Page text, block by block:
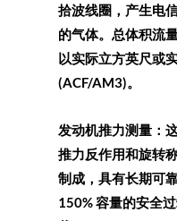
拾波线圈，产生电
的气体。总体积流
以实际立方英尺或
(ACF/AM3)。
发动机推力测量：
推力反作用和旋转
制成，具有长期可
150% 容量的安全